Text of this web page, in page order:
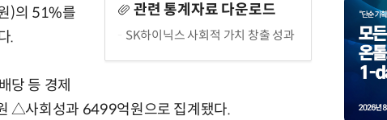
관련 통계자료 다운로드
SK하이닉스 사회적 가치 창출 성과
)의 51%를
.
당 등 경제
△사회성과 6499억원으로 집계됐다.